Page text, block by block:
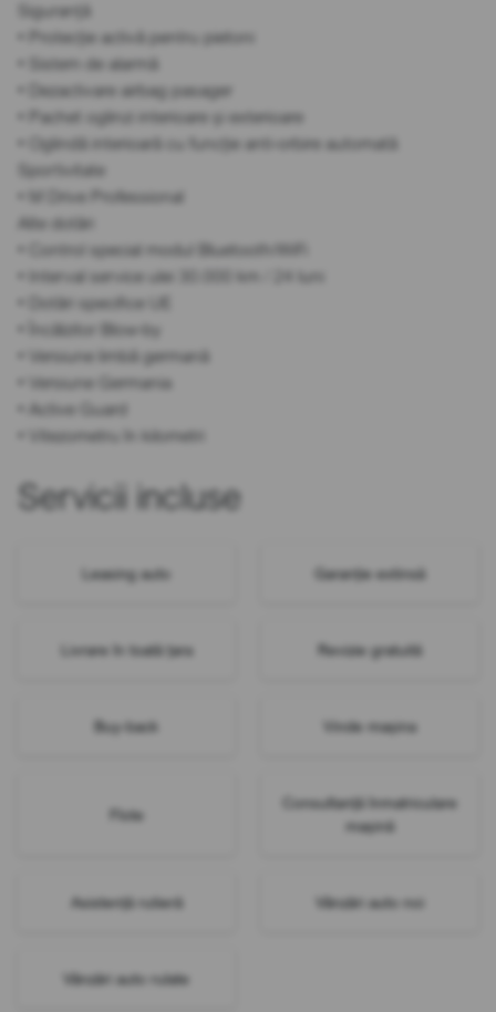
Siguranță
• Protecție activă pentru pietoni
• Sistem de alarmă
• Dezactivare airbag pasager
• Pachet oglinzi interioare și exterioare
• Oglindă interioară cu funcție anti-orbire automată
Sportivitate
• M Drive Professional
Alte dotări
• Control special modul Bluetooth/WiFi
• Interval service ulei 30.000 km / 24 luni
• Dotări specifice UE
• Încălzitor Blow-by
• Versiune limbă germană
• Versiune Germania
• Active Guard
• Vitezometru în kilometri
Servicii incluse
Leasing auto Garanție extinsă
Livrare în toată țara Revizie gratuită
Buy-back Vinde mașina
Flote
Consultanță înmatriculare
mașină
Asistență rutieră Vânzări auto noi
Vânzări auto rulate